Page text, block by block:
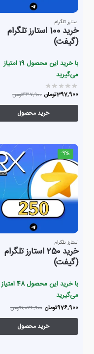
استارز تلگرام
خرید 100 استارز تلگرام
(گیفت)
با خرید این محصول19امتیاز
می‌گیرید
437,900تومان 397,900تومان
خرید محصول
-9%
استارز تلگرام
خرید 250 استارز تلگرام
(گیفت)
با خرید این محصول48امتیاز
می‌گیرید
1,074,900تومان 976,900تومان
خرید محصول